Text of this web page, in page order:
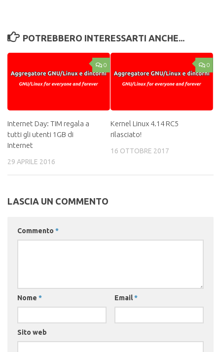
POTREBBERO INTERESSARTI ANCHE...
0
Internet Day: TIM regala a
tutti gli utenti 1GB di
Internet
29 APRILE 2016
0
Kernel Linux 4.14 RC5
rilasciato!
16 OTTOBRE 2017
LASCIA UN COMMENTO
Commento *
Nome * Email*
Sito web